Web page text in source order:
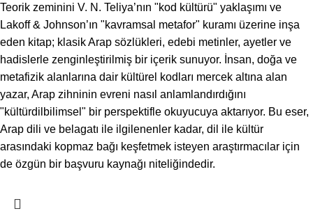
Teorik zeminini V. N. Teliya’nın "kod kültürü" yaklaşımı ve
Lakoff & Johnson’ın "kavramsal metafor" kuramı üzerine inşa
eden kitap; klasik Arap sözlükleri, edebi metinler, ayetler ve
hadislerle zenginleştirilmiş bir içerik sunuyor. İnsan, doğa ve
metafizik alanlarına dair kültürel kodları mercek altına alan
yazar, Arap zihninin evreni nasıl anlamlandırdığını
"kültürdilbilimsel" bir perspektifle okuyucuya aktarıyor. Bu eser,
Arap dili ve belagatı ile ilgilenenler kadar, dil ile kültür
arasındaki kopmaz bağı keşfetmek isteyen araştırmacılar için
de özgün bir başvuru kaynağı niteliğindedir.